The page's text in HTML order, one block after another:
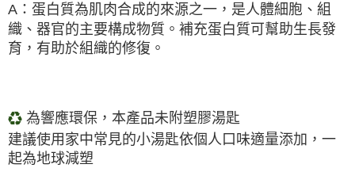
A：蛋白質為肌肉合成的來源之一，是人體細胞、組
織、器官的主要構成物質。補充蛋白質可幫助生長發
育，有助於組織的修復。
♻ 為響應環保，本產品未附塑膠湯匙
建議使用家中常見的小湯匙依個人口味適量添加， 一
起為地球減塑